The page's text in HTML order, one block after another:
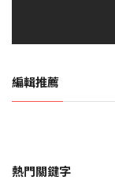
編輯推薦
熱門關鍵字